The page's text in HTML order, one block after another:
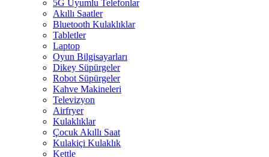
5G Uyumlu Telefonlar
Akıllı Saatler
Bluetooth Kulaklıklar
Tabletler
Laptop
Oyun Bilgisayarları
Dikey Süpürgeler
Robot Süpürgeler
Kahve Makineleri
Televizyon
Airfryer
Kulaklıklar
Çocuk Akıllı Saat
Kulakiçi Kulaklık
Kettle